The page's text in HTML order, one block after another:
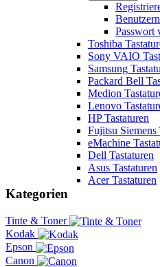
Passwort
Toshiba
Sony VAIO
Samsung
Packard Bell
Medion
Lenovo
HP Tastaturen
Fujitsu Siemens
eMachine
Dell Tastaturen
Asus Tastaturen
Acer Tastaturen
Kategorien
Tinte & Toner
Kodak
Epson
Canon